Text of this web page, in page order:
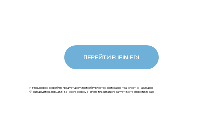
ПЕРЕЙТИ В IFIN EDI
✅ iFinEDI наразі розробляє продукт документообігу Електронної товарно-транспортної накладної.
💡Приєднуйтесь першими до нового сервісу ЕТТН: як тільки ми його запустимо та сповістимо вас!